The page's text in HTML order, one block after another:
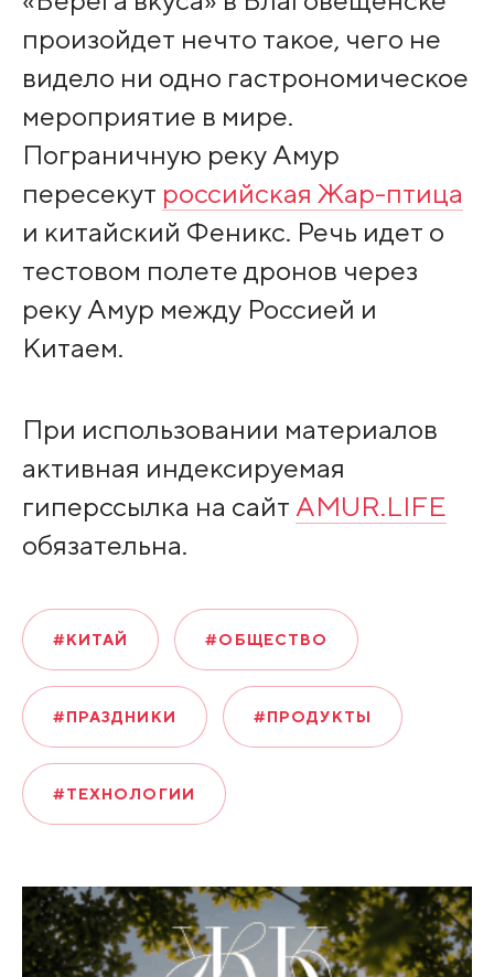
произойдет нечто такое, чего не
видело ни одно гастрономическое
мероприятие в мире.
Пограничную реку Амур
пересекут российская Жар-птица
и китайский Феникс. Речь идет о
тестовом полете дронов через
реку Амур между Россией и
Китаем.
При использовании материалов
активная индексируемая
гиперссылка на сайт AMUR.LIFE
обязательна.
#КИТАЙ #ОБЩЕСТВО
#ПРАЗДНИКИ #ПРОДУКТЫ
#ТЕХНОЛОГИИ